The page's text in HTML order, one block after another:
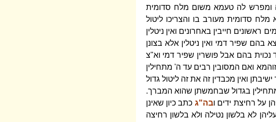
ומפרש לה טעמא משום מלח סדומית
סדומית מעורב בו והצריכו ליטול
חייבין באחרונים ואין ניטלין
בהם שפיר דמי ואין ניטלין אלא בצונן
נכוית בהם אבל פושרין שפיר דמי וא"צ
ואם המסובין רבים עד ה' מתחילין
ואין מכבדין זה את זה ליטול גדול
בגדול שבחמשתן שהוא המברך.
על רחיצת ידים ובה"ג כתב כיון שאינן
לא בלשון נטילה ולא בלשון רחיצה